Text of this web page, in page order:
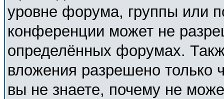
уровне форума, группы или
конференции может не
определённых форумах.
вложения разрешено только
вы не знаете, почему не